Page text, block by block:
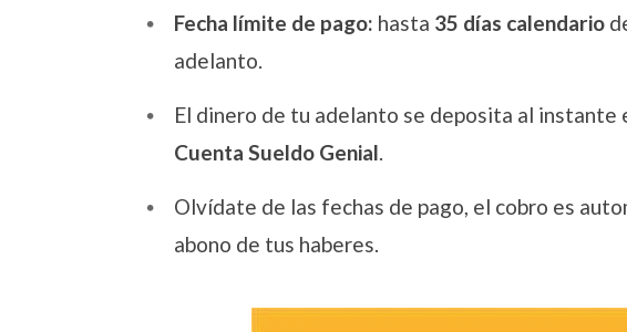
Fecha límite de pago: hasta 35 días calendario
adelanto.
El dinero de tu adelanto se deposita al instante
Cuenta Sueldo Genial.
Olvídate de las fechas de pago, el cobro es
abono de tus haberes.